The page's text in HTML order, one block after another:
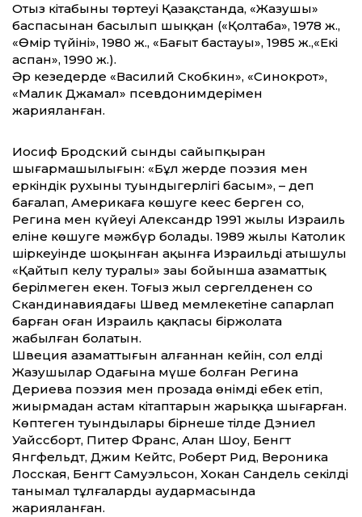
Отыз кітабының төртеуі Қазақстанда, «Жазушы»
баспасынан басылып шыққан («Қолтаңба», 1978 ж.,
«Өмір түйіні», 1980 ж., «Бағыт бастауы», 1985 ж.,«Екі
аспан», 1990 ж.).
Әр кезеңдерде «Василий Скобкин», «Синокрот»,
«Малик Джамал» псевдонимдерімен
жарияланған.
Иосиф Бродский сынды сайыпқыран
шығармашылығын: «Бұл жерде поэзия мен
еркіндік рухының туындыгерлігі басым», – деп
бағалап, Америкаға көшуге кеңес берген соң,
Регина мен күйеуі Александр 1991 жылы Израиль
еліне көшуге мәжбүр болады. 1989 жылы Католик
шіркеуінде шоқынған ақынға Израильдің атышулы
«Қайтып келу туралы» заңы бойынша азаматтық
берілмеген екен. Тоғыз жыл сергелдеңнен соң
Скандинавиядағы Швед мемлекетіне сапарлап
барған оған Израиль қақпасы біржолата
жабылған болатын.
Швеция азаматтығын алғаннан кейін, сол елдің
Жазушылар Одағына мүше болған Регина
Дериева поэзия мен прозада өнімді еңбек етіп,
жиырмадан астам кітаптарын жарыққа шығарған.
Көптеген туындылары бірнеше тілде Дэниел
Уайссборт, Питер Франс, Алан Шоу, Бенгт
Янгфельдт, Джим Кейтс, Роберт Рид, Вероника
Лосская, Бенгт Самуэльсон, Хокан Сандель секілді
танымал тұлғалардың аудармасында
жарияланған.